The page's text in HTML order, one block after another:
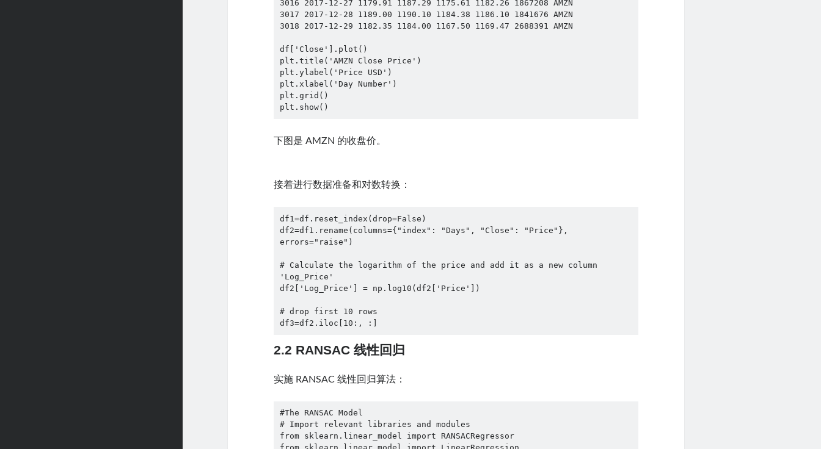
3016 2017-12-27 1179.91 1187.29 1175.61 1182.26 1867208 AMZN
3017 2017-12-28 1189.00 1190.10 1184.38 1186.10 1841676 AMZN
3018 2017-12-29 1182.35 1184.00 1167.50 1169.47 2688391 AMZN
df['Close'].plot()
plt.title('AMZN Close Price')
plt.ylabel('Price USD')
plt.xlabel('Day Number')
plt.grid()
plt.show()
下图是 AMZN 的收盘价。
接着进行数据准备和对数转换：
df1=df.reset_index(drop=False)
df2=df1.rename(columns={"index": "Days", "Close": "Price"},
errors="raise")
# Calculate the logarithm of the price and add it as a new column
'Log_Price'
df2['Log_Price'] = np.log10(df2['Price'])
# drop first 10 rows
df3=df2.iloc[10:, :]
2.2 RANSAC 线性回归
实施 RANSAC 线性回归算法：
#The RANSAC Model
# Import relevant libraries and modules
from sklearn.linear_model import RANSACRegressor